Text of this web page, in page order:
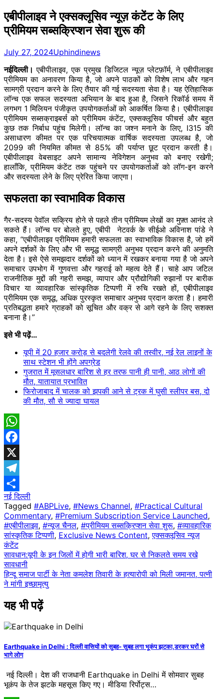
एबीपीलाइव ने एक्सक्लूसिव न्यूज़ कंटेंट के लिए
प्रीमियम सब्सक्रिप्शन सेवा शुरू की
July 27, 2024Uphindinews
नईदिल्ली।एबीपीलाइव, एक प्रमुख डिजिटल न्यूज़ प्लेटफ़ॉर्म, ने एबीपीलाइव
प्रीमियम का अनावरण किया है, जो अपने पाठकों को विशेष लाभ और गहन
सामग्री प्रदान करने के लिए तैयार की गई सदस्यता सेवा है। यह ऐतिहासिक
लॉन्च एक सफल सदस्यता अभियान के बाद हुआ है, जिसने रिकॉर्ड समय में
लगभग 1 मिलियन पंजीकृत उपयोगकर्ताओं को आकर्षित किया है। एबीपीलाइव
प्रीमियम सब्सक्राइबर्स को प्रीमियम कंटेंट, एक्सक्लूसिव फीचर्स और बहुत
कुछ तक निर्बाध पहुंच मिलेगी। लॉन्च का जश्न मनाने के लिए, I315 की
असाधारण कीमत पर एक परिचयात्मक वार्षिक सदस्यता उपलब्ध है, जो
2099 की नियमित कीमत से 85% की पर्याप्त छूट प्रदान करती है।
एबीपीलाइव वेबसाइट अपने सामान्य नेविगेशन अनुभव को बनाए रखेगी;
हालाँकि, प्रीमियम कंटेंट तक पहुंचने पर उपयोगकर्ताओं को लॉग-इन करने
और सदस्यता लेने के लिए प्रेरित किया जाएगा।
सफलता का स्वाभाविक विकास
गैर-सदस्य पेवॉल सक्रिय होने से पहले तीन प्रीमियम लेखों का मुफ़्त आनंद ले
सकते हैं। लॉन्च पर बोलते हुए, एबीपी नेटवर्क के सीईओ अविनाश पांडे ने
कहा, “एबीपीलाइव प्रीमियम हमारी सफलता का स्वाभाविक विकास है, जो हमें
अपने दर्शकों के लिए और भी समृद्ध सामग्री अनुभव प्रदान करने की अनुमति
देता है। इसे ऐसे समझदार दर्शकों को ध्यान में रखकर बनाया गया है जो अपने
समाचार उपभोग में गुणवत्ता और गहराई को महत्व देते हैं। चाहे आप जटिल
राजनीतिक मुद्दों की गहरी समझ, व्यापार और प्रौद्योगिकी रुझानों पर बारीक
विचार या व्यावहारिक सांस्कृतिक टिप्पणी में रुचि रखते हों, एबीपीलाइव
प्रीमियम एक समृद्ध, अधिक पुरस्कृत समाचार अनुभव प्रदान करता है। हमारी
प्रतिबद्धता हमारे ग्राहकों को सूचित और वक्र से आगे रहने के लिए सशक्त
बनाना है।”
इसे भी पढ़ें…
यूपी में 20 हजार करोड़ से बदलेगी रेलवे की तस्वीर, नई रेल लाइनों के
साथ स्टेशन भी होंगे अपग्रेड
गुजरात में मूसलधार बारिश से हर तरफ पानी ही पानी, आठ लोगों की
मौत, यातायात प्रभावित
फिरोजाबाद में चालक को झपकी आने से ट्रक में घुसी स्लीपर बस, दो
की मौत, सौ से ज्यादा घायल
WhatsApp
Facebook
X
Telegram
Share
नई दिल्ली
Tagged #ABPLive, #News Channel, #Practical Cultural
Commentary, #Premium Subscription Service Launched,
#एबीपीलाइव, #न्यूज चैनल, #प्रीमियम सब्सक्रिप्शन सेवा शुरू, #व्यावहारिक
सांस्कृतिक टिप्पणी, Exclusive News Content,एक्सक्लूसिव न्यूज़
कंटेंट
Post
navigation
सावधान:यूपी के इन​ जिलों में होगी भारी बारिश, घर से निकलते समय रखे
सावधानी
हिन्दू समाज पार्टी के नेता कमलेश तिवारी के हत्यारोपी को मिली जमानत, पत्नी
ने मांगी इच्छामृत्यु
यह भी पढ़ें
Earthquake in Delhi : ​दिल्ली वासियों को सुबह- सुबह लगा भूकंप झटका,डरकर घरों से
भागे लोग
नई दिल्ली। देश की राजधानी Earthquake in Delhi में सोमवार सुबह
भूकंप के तेज झटके महसूस किए गए। मीडिया रिर्पोट्स…